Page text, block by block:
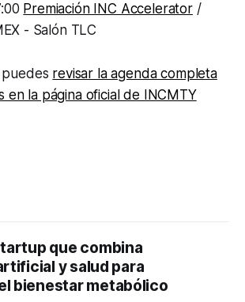
Premiación INC Accelerator/
- Salón TLC
revisar la agenda completa
en la página oficial de INCMTY
que combina
y salud para
bienestar metabólico